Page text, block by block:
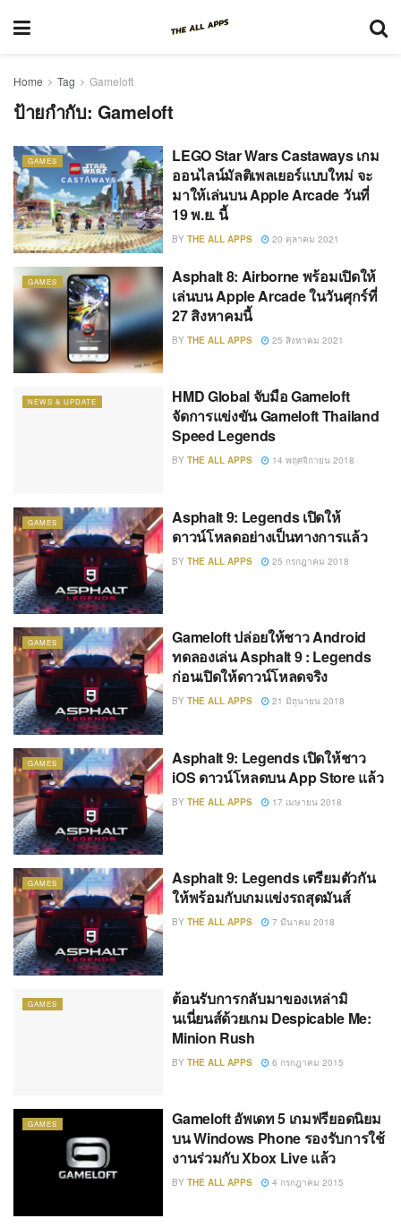
Home Tag Gameloft
ป้ายกำกับ: Gameloft
GAMES
LEGO Star Wars Castaways เกม
ออนไลน์มัลติเพลเยอร์แบบใหม่ จะ
มาให้เล่นบน Apple Arcade วันที่
19 พ.ย. นี้
BY THE ALL APPS 20 ตุลาคม 2021
GAMES
Asphalt 8: Airborne พร้อมเปิดให้
เล่นบน Apple Arcade ในวันศุกร์ที่
27 สิงหาคมนี้
BY THE ALL APPS 25 สิงหาคม 2021
NEWS & UPDATE
HMD Global จับมือ Gameloft
จัดการแข่งขัน Gameloft Thailand
Speed Legends
BY THE ALL APPS 14 พฤศจิกายน 2018
GAMES
Asphalt 9: Legends เปิดให้
ดาวน์โหลดอย่างเป็นทางการแล้ว
BY THE ALL APPS 25 กรกฎาคม 2018
GAMES
Gameloft ปล่อยให้ชาว Android
ทดลองเล่น Asphalt 9 : Legends
ก่อนเปิดให้ดาวน์โหลดจริง
BY THE ALL APPS 21 มิถุนายน 2018
GAMES
Asphalt 9: Legends เปิดให้ชาว
iOS ดาวน์โหลดบน App Store แล้ว
BY THE ALL APPS 17 เมษายน 2018
GAMES
Asphalt 9: Legends เตรียมตัวกัน
ให้พร้อมกับเกมแข่งรถสุดมันส์
BY THE ALL APPS 7 มีนาคม 2018
GAMES
ต้อนรับการกลับมาของเหล่ามิ
นเนี่ยนส์ด้วยเกม Despicable Me:
Minion Rush
BY THE ALL APPS 6 กรกฎาคม 2015
GAMES
Gameloft อัพเดท 5 เกมฟรียอดนิยม
บน Windows Phone รองรับการใช้
งานร่วมกับ Xbox Live แล้ว
BY THE ALL APPS 4 กรกฎาคม 2015